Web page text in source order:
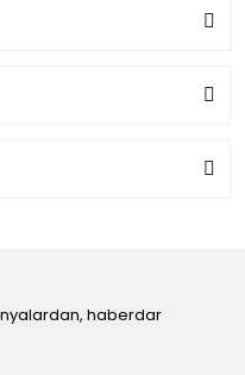
haberdar